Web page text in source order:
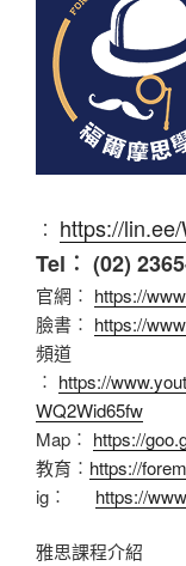
︰ https://
Tel︰ (02)
官網︰ https://
臉書︰ https://
頻道
︰ https://
WQ2Wid65fw
Map︰ https://
教育︰ https://
ig︰ https://
雅思課程介紹